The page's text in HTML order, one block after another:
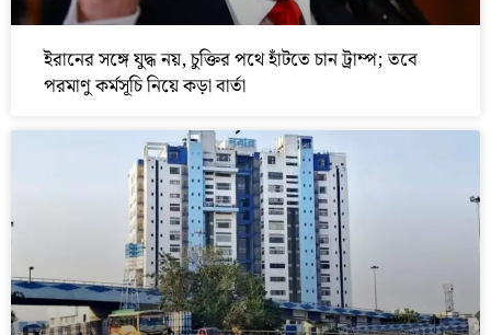
ইরানের সঙ্গে যুদ্ধ নয়, চুক্তির পথে হাঁটতে চান ট্রাম্প; তবে
পরমাণু কর্মসূচি নিয়ে কড়া বার্তা